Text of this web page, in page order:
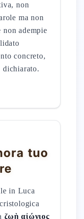
non
ma non
non adempie
concreto,
dichiarato.
tuo
in Luca
ζωὴ αἰώνιος